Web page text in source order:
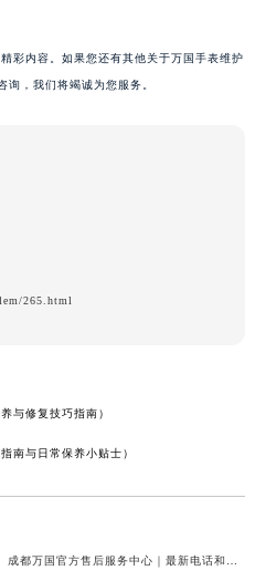
彩内容。如果您还有其他关于万国手表维护
询，我们将竭诚为您服务。
265.html
与修复技巧指南）
南与日常保养小贴士）